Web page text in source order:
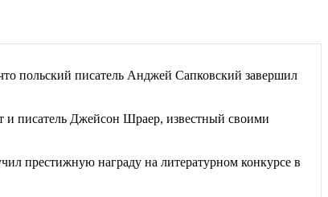
польский писатель Анджей Сапковский завершил
и писатель Джейсон Шраер, известный своими
престижную награду на литературном конкурсе в